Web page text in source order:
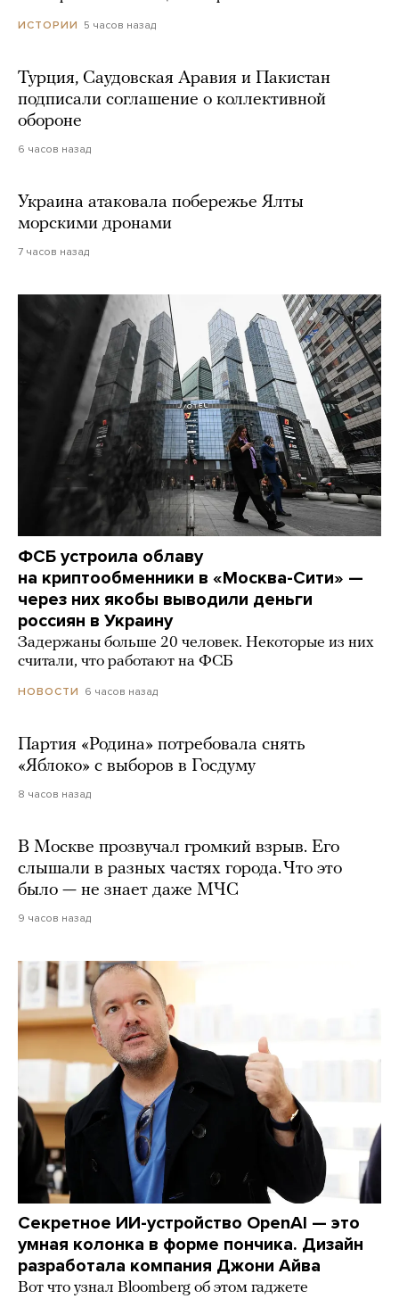
ИСТОРИИ 5 часов назад
Турция, Саудовская Аравия и Пакистан
подписали соглашение о коллективной
обороне
6 часов назад
Украина атаковала побережье Ялты
морскими дронами
7 часов назад
ФСБ устроила облаву
на криптообменники в «Москва-Сити» —
через них якобы выводили деньги
россиян в Украину
Задержаны больше 20 человек. Некоторые из них
считали, что работают на ФСБ
НОВОСТИ 6 часов назад
Партия «Родина» потребовала снять
«Яблоко» с выборов в Госдуму
8 часов назад
В Москве прозвучал громкий взрыв. Его
слышали в разных частях города. Что это
было — не знает даже МЧС
9 часов назад
Секретное ИИ-устройство OpenAI — это
умная колонка в форме пончика. Дизайн
разработала компания Джони Айва
Вот что узнал Bloomberg об этом гаджете